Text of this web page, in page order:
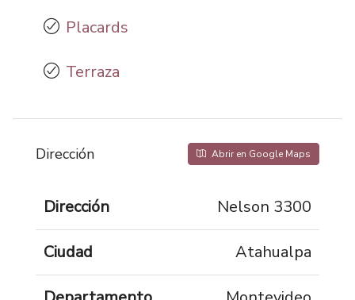
Placards
Terraza
Dirección Abrir en Google Maps
Dirección Nelson 3300
Ciudad Atahualpa